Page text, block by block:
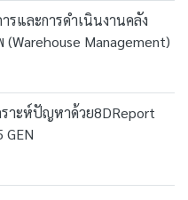
รและการดำเนินงานคลัง
Management)
าะห์ปัญหาด้วย8DReport
GEN